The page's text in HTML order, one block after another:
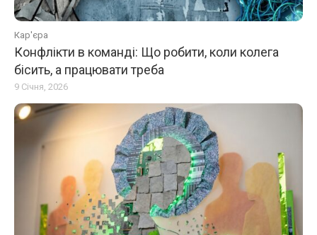
Кар'єра
Конфлікти в команді: Що робити, коли колега
бісить, а працювати треба
9 Січня, 2026